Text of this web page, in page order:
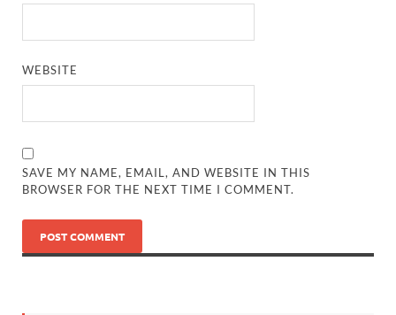
WEBSITE
SAVE MY NAME, EMAIL, AND WEBSITE IN THIS
BROWSER FOR THE NEXT TIME I COMMENT.